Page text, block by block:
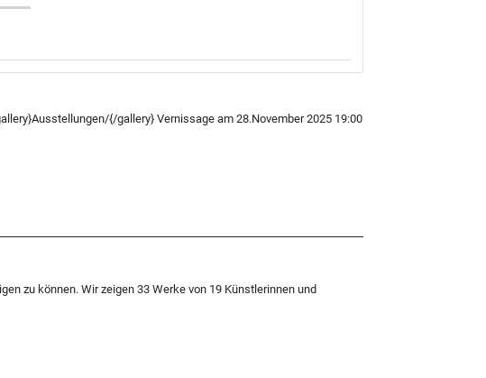
{/gallery} Vernissage am 28.November 2025 19:00
zu können. Wir zeigen 33 Werke von 19 Künstlerinnen und